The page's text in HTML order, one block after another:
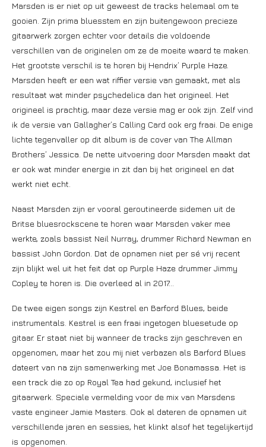
Marsden is er niet op uit geweest de tracks helemaal om te
gooien. Zijn prima bluesstem en zijn buitengewoon precieze
gitaarwerk zorgen echter voor details die voldoende
verschillen van de originelen om ze de moeite waard te maken.
Het grootste verschil is te horen bij Hendrix’ Purple Haze.
Marsden heeft er een wat riffier versie van gemaakt, met als
resultaat wat minder psychedelica dan het origineel. Het
origineel is prachtig, maar deze versie mag er ook zijn. Zelf vind
ik de versie van Gallagher’s Calling Card ook erg fraai. De enige
lichte tegenvaller op dit album is de cover van The Allman
Brothers’ Jessica. De nette uitvoering door Marsden maakt dat
er ook wat minder energie in zit dan bij het origineel en dat
werkt niet echt.
Naast Marsden zijn er vooral geroutineerde sidemen uit de
Britse bluesrockscene te horen waar Marsden vaker mee
werkte, zoals bassist Neil Nurray, drummer Richard Newman en
bassist John Gordon. Dat de opnamen niet per sé vrij recent
zijn blijkt wel uit het feit dat op Purple Haze drummer Jimmy
Copley te horen is. Die overleed al in 2017…
De twee eigen songs zijn Kestrel en Barford Blues, beide
instrumentals. Kestrel is een fraai ingetogen bluesetude op
gitaar. Er staat niet bij wanneer de tracks zijn geschreven en
opgenomen, maar het zou mij niet verbazen als Barford Blues
dateert van na zijn samenwerking met Joe Bonamassa. Het is
een track die zo op Royal Tea had gekund, inclusief het
gitaarwerk. Speciale vermelding voor de mix van Marsdens
vaste engineer Jamie Masters. Ook al dateren de opnamen uit
verschillende jaren en sessies, het klinkt alsof het tegelijkertijd
is opgenomen.